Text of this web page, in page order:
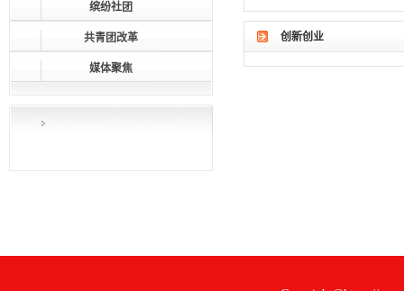
缤纷社团
共青团改革
媒体聚焦
创新创业